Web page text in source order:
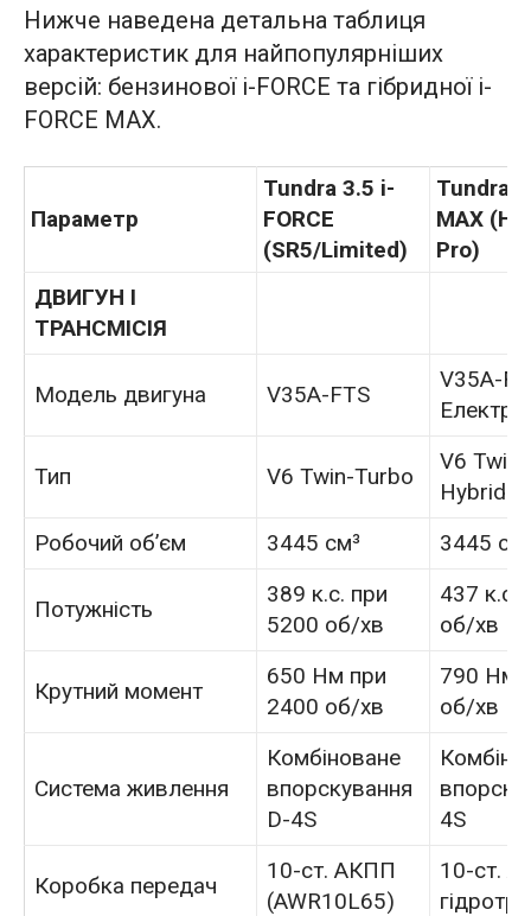
Нижче наведена детальна таблиця
характеристик для найпопулярніших
версій: бензинової i-FORCE та гібридної i-
FORCE MAX.
Параметр
Tundra 3.5 i-
FORCE
(SR5/Limited)
Tundra i-
MAX
Pro)
ДВИГУН І
ТРАНСМІСІЯ
Модель двигуна V35A-FTS
V35A-
Тип V6 Twin-Turbo
V6
Hybrid
Робочий об’єм
3445 см³ 3445
Потужність
389 к.с. при
5200 об/хв
437 к.с.
об/хв
Крутний момент
650 Нм при
2400 об/хв
790 Нм
об/хв
Система живлення
Комбіноване
впорскування
D-4S
4S
Коробка передач
10-ст. АКПП
(AWR10L65)
10-ст.